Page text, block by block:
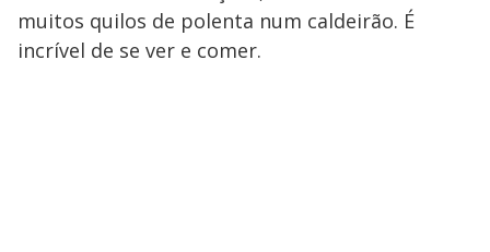
muitos quilos de polenta num caldeirão. É
incrível de se ver e comer.